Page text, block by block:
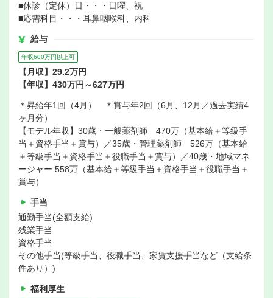
■休診（定休）日・・・日曜、祝
■応需科目・・・耳鼻咽喉科、内科
給与
年収600万円以上可
【月収】29.2万円
【年収】430万円～627万円
＊昇給年1回（4月） ＊賞与年2回（6月、12月／過去実績4
ヶ月分）
【モデル年収】30歳・一般薬剤師 470万（基本給＋等級手
当＋資格手当＋賞与）／35歳・管理薬剤師 526万（基本給
＋等級手当＋資格手当＋役職手当＋賞与）／40歳・地域マネ
ージャー 558万（基本給＋等級手当＋資格手当＋役職手当＋
賞与）
手当
通勤手当(全額支給)
残業手当
資格手当
その他手当(等級手当、役職手当、家賃支援手当など（支給条
件あり）)
福利厚生